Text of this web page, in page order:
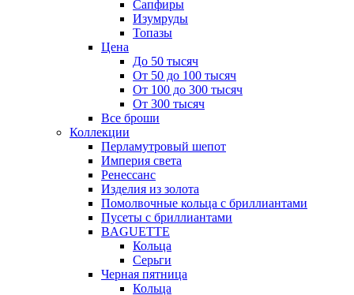
Сапфиры
Изумруды
Топазы
Цена
До 50 тысяч
От 50 до 100 тысяч
От 100 до 300 тысяч
От 300 тысяч
Все броши
Коллекции
Перламутровый шепот
Империя света
Ренессанс
Изделия из золота
Помолвочные кольца с бриллиантами
Пусеты с бриллиантами
BAGUETTE
Кольца
Серьги
Черная пятница
Кольца